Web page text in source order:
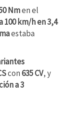
Nmen el
100 km/h en 3,4
estaba
con635 CV, y
a 3